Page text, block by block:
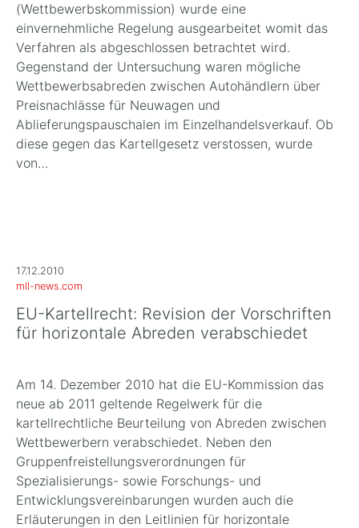
(Wettbewerbskommission) wurde eine
einvernehmliche Regelung ausgearbeitet womit das
Verfahren als abgeschlossen betrachtet wird.
Gegenstand der Untersuchung waren mögliche
Wettbewerbsabreden zwischen Autohändlern über
Preisnachlässe für Neuwagen und
Ablieferungspauschalen im Einzelhandelsverkauf. Ob
diese gegen das Kartellgesetz verstossen, wurde
von…
17.12.2010
mll-news.com
EU-Kartellrecht: Revision der Vorschriften
für horizontale Abreden verabschiedet
Am 14. Dezember 2010 hat die EU-Kommission das
neue ab 2011 geltende Regelwerk für die
kartellrechtliche Beurteilung von Abreden zwischen
Wettbewerbern verabschiedet. Neben den
Gruppenfreistellungsverordnungen für
Spezialisierungs- sowie Forschungs- und
Entwicklungsvereinbarungen wurden auch die
Erläuterungen in den Leitlinien für horizontale